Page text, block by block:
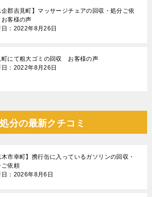
企郡吉見町】マッサージチェアの回収・処分ご依
客様の声
日：2022年8月26日
町にて粗大ゴミの回収 お客様の声
日：2022年8月26日
分の最新クチコミ
木市幸町】携行缶に入っているガソリンの回収・
ご依頼
日：2026年8月6日